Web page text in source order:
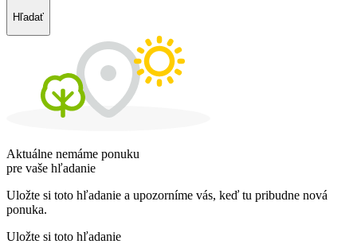
Hľadať
Aktuálne nemáme ponuku
pre vaše hľadanie
Uložte si toto hľadanie a upozorníme vás, keď tu pribudne nová
ponuka.
Uložte si toto hľadanie